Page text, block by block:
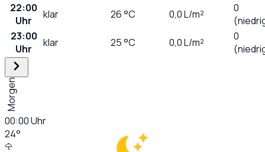
22:00
Uhr
klar 26°C 0,0L/m²
0
23:00
Uhr
klar 25°C 0,0L/m²
0
Morgen
00:00Uhr
24°